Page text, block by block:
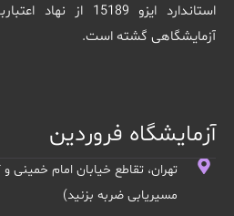
استاندارد ایزو
آزمایشگاهی گشته است.
آزمایشگاه فروردین
مسیریابی ضربه بزنید)